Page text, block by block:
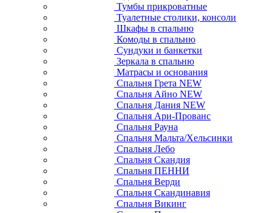
Тумбы прикроватные
Туалетные столики, консоли
Шкафы в спальню
Комоды в спальню
Сундуки и банкетки
Зеркала в спальню
Матрасы и основания
Спальня Грета NEW
Спальня Айно NEW
Спальня Дания NEW
Спальня Ари-Прованс
Спальня Рауна
Спальня Мальта/Хельсинки
Спальня Лебо
Спальня Скандия
Спальня ПЕННИ
Спальня Верди
Спальня Скандинавия
Спальня Викинг